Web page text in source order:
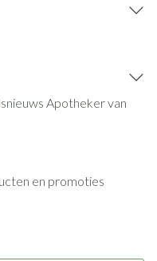
Apotheker van
en promoties